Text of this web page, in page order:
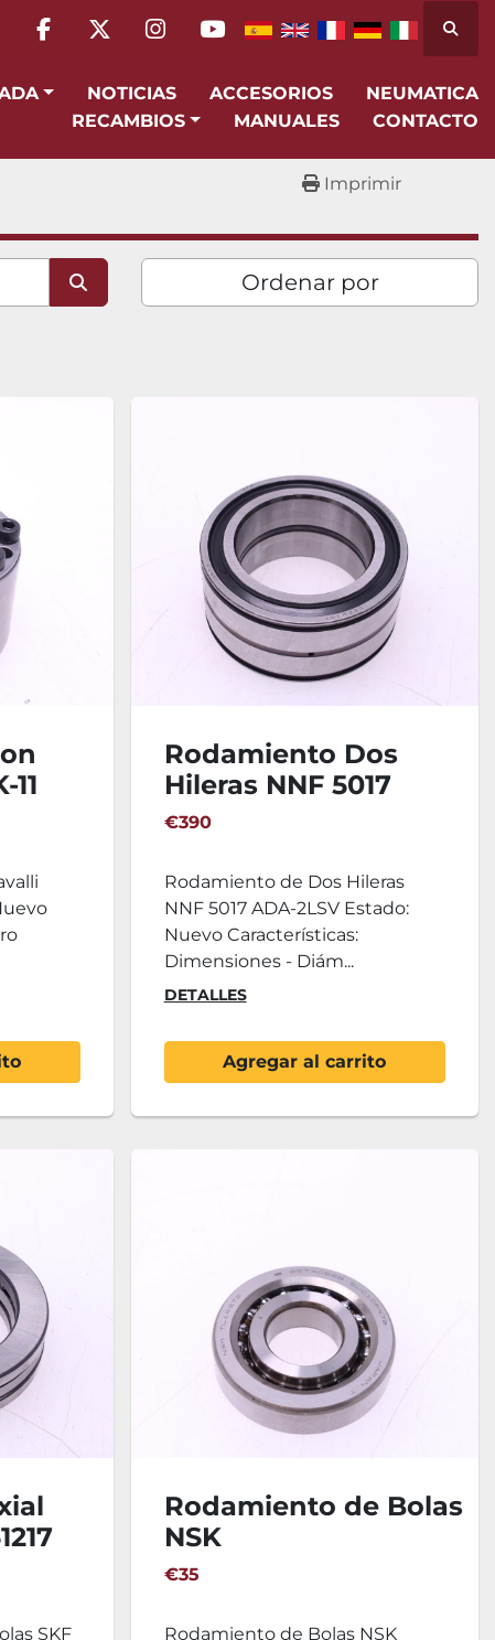
facebook
twitterinstagram
youtube
NOTICIAS ACCESORIOS
NEUMATICA
RECAMBIOS
MANUALES CONTACTO
Imprimir
Ordenar por
Rodamiento Dos
Hileras NNF 5017
ADA-2LSV
€390
Rodamiento de Dos Hileras
NNF 5017 ADA-2LSV Estado:
Nuevo Características:
Dimensiones - Diám...
DETALLES
Agregar al carrito
SKF
Rodamiento de Bolas
NSK
25TAC62BSUC10PN7B
€35
Rodamiento de Bolas NSK